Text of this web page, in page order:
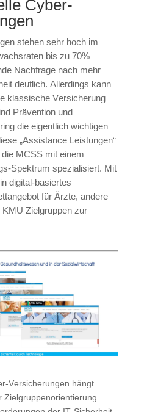
Cyber-
stehen sehr hoch im
bis zu 70%
Nachfrage nach mehr
deutlich. Allerdings kann
klassische Versicherung
Prävention und
die eigentlich wichtigen
„Assistance Leistungen“
MCSS mit einem
Spektrum spezialisiert. Mit
digital-basiertes
für Ärzte, andere
Zielgruppen zur
Versicherungen hängt
Zielgruppenorientierung